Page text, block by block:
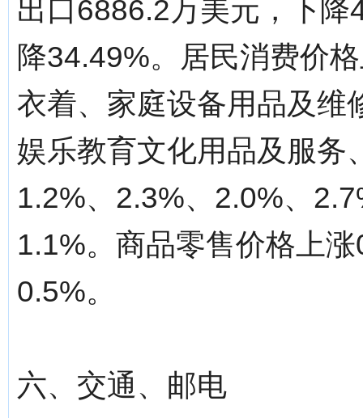
出口6886.2万美元，下
降34.49%。居民消费价
衣着、家庭设备用品及维
娱乐教育文化用品及服务
1.2%、2.3%、2.0%、
1.1%。商品零售价格上
0.5%。
六、交通、邮电